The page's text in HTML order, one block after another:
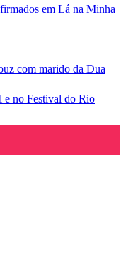
em Lá na Minha
com marido da Dua
e no Festival do Rio